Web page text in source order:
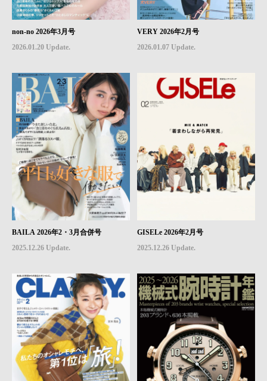
non-no 2026年3月号
2026.01.20 Update.
VERY 2026年2月号
2026.01.07 Update.
BAILA 2026年2・3月合併号
2025.12.26 Update.
GISELe 2026年2月号
2025.12.26 Update.